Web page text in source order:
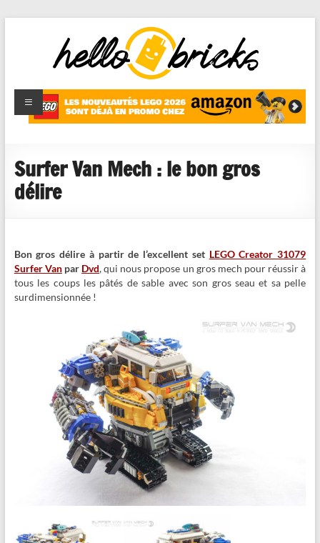
HelloBricks
Blog LEGO,
nouveaut�s
reviews
Surfer Van Mech : le bon gros
délire
Bon gros délire à partir de l’excellent set LEGO Creator 31079
Surfer Vanpar Dvd, qui nous propose un gros mech pour réussir à
tous les coups les pâtés de sable avec son gros seau et sa pelle
surdimensionnée !